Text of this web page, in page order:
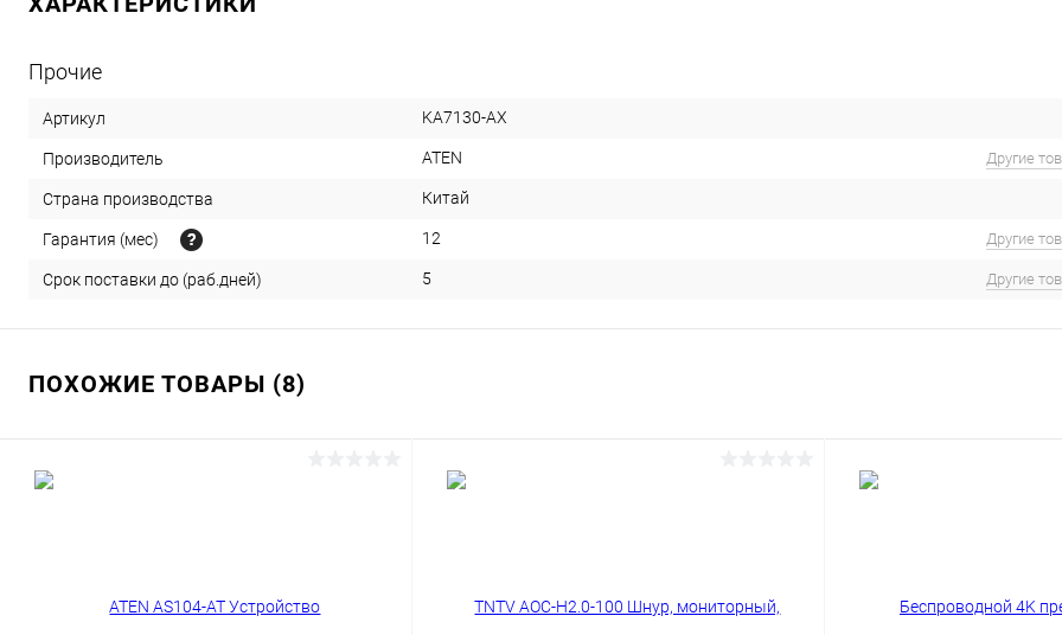
Прочие
Артикул KA7130-AX
Производитель ATEN Другие
Страна производства Китай
Гарантия (мес) 12 Другие
Срок поставки до (раб.дней) 5 Другие
ПОХОЖИЕ ТОВАРЫ (8)